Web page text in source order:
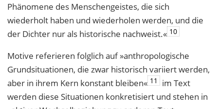
Phänomene des Menschengeistes, die sich
wiederholt haben und wiederholen werden, und die
der Dichter nur als historische nachweist.« 10
Motive referieren folglich auf »anthropologische
Grundsituationen, die zwar histo­risch variiert werden,
aber in ihrem Kern konstant bleiben« 11
im Text
werden diese Situationen konkretisiert und stehen in